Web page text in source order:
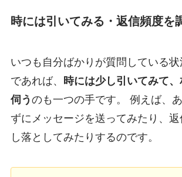
時には引いてみる・返信頻度を
いつも自分ばかりが質問している状
であれば、
時には少し引いてみて
伺う のも一つの手です。 例えば、
ずにメッセージを送ってみたり、
し落としてみたりするのです。